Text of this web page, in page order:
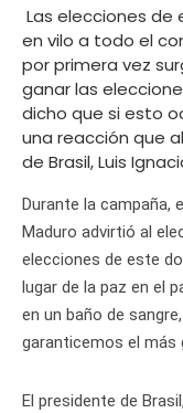
Las elecciones de
en vilo a todo el
por primera vez
ganar las
dicho que si esto
una reacción que
de Brasil, Luis
Durante la campaña,
Maduro advirtió al
elecciones de este
lugar de la paz en el
en un baño de
garanticemos el más
El presidente de